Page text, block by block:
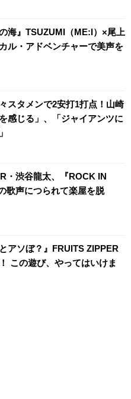
海』TSUZUMI（ME:I）×尾上
ル・アドベンチャーで美声を
スタメンで2安打1打点！山崎
感じる」、「ジャイアンツに
・渋谷龍太、『ROCK IN
歌声につられて楽屋を脱
アソぼ？』FRUITS ZIPPER
この遊び、やってはいけま